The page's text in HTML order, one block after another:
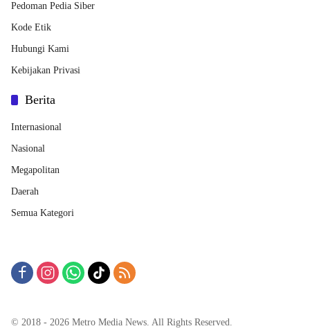
Pedoman Pedia Siber
Kode Etik
Hubungi Kami
Kebijakan Privasi
Berita
Internasional
Nasional
Megapolitan
Daerah
Semua Kategori
© 2018 - 2026 Metro Media News. All Rights Reserved.